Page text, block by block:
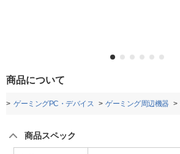
商品について
ゲーミングPC・デバイス ゲーミング周辺機器
商品スペック